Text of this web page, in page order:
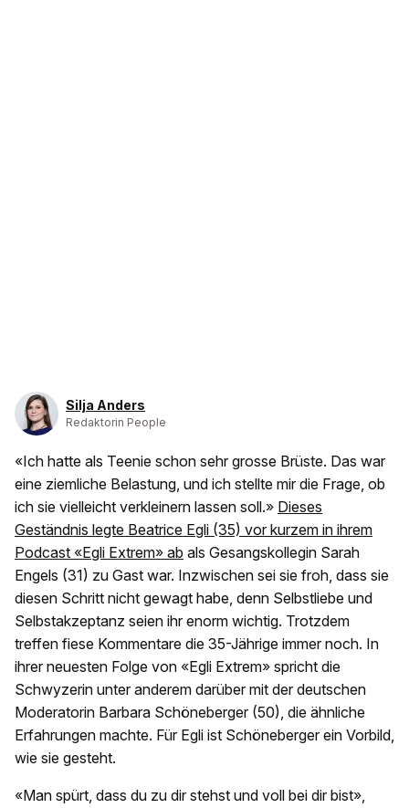
Silja Anders
Redaktorin People
«Ich hatte als Teenie schon sehr grosse Brüste. Das war
eine ziemliche Belastung, und ich stellte mir die Frage, ob
ich sie vielleicht verkleinern lassen soll.» Dieses
Geständnis legte Beatrice Egli (35) vor kurzem in ihrem
Podcast «Egli Extrem» ab als Gesangskollegin Sarah
Engels (31) zu Gast war. Inzwischen sei sie froh, dass sie
diesen Schritt nicht gewagt habe, denn Selbstliebe und
Selbstakzeptanz seien ihr enorm wichtig. Trotzdem
treffen fiese Kommentare die 35-Jährige immer noch. In
ihrer neuesten Folge von «Egli Extrem» spricht die
Schwyzerin unter anderem darüber mit der deutschen
Moderatorin Barbara Schöneberger (50), die ähnliche
Erfahrungen machte. Für Egli ist Schöneberger ein Vorbild,
wie sie gesteht.
«Man spürt, dass du zu dir stehst und voll bei dir bist»,